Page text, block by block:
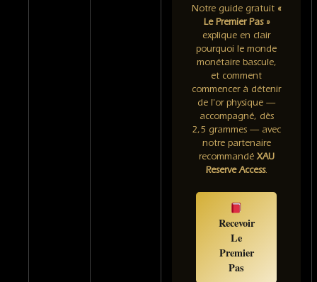
Notre guide gratuit «
Le Premier Pas »
explique en clair
pourquoi le monde
monétaire bascule,
et comment
commencer à détenir
de l'or physique —
accompagné, dès
2,5 grammes — avec
notre partenaire
recommandéXAU
Reserve Access.
Recevoir
Le
Premier
Pas